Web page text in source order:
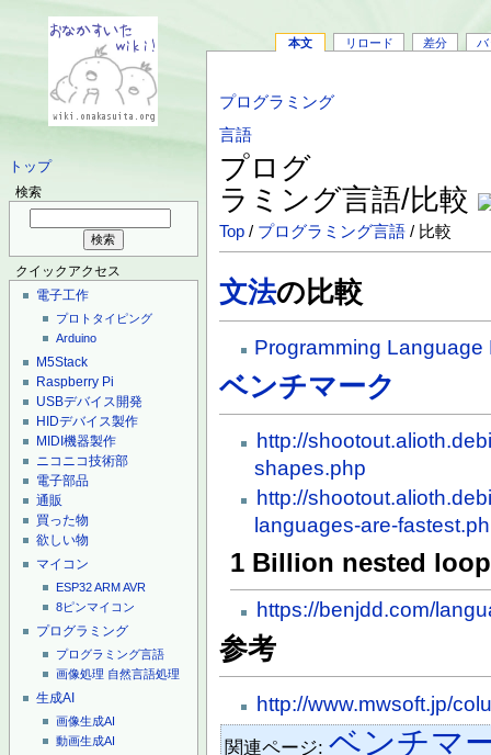
トップ
検索
クイックアクセス
電子工作
プロトタイピング
Arduino
M5Stack
Raspberry Pi
USBデバイス開発
HIDデバイス製作
MIDI機器製作
ニコニコ技術部
電子部品
通販
買った物
欲しい物
マイコン
ESP32ARMAVR
8ピンマイコン
プログラミング
プログラミング言語
画像処理 自然言語処理
生成AI
画像生成AI
動画生成AI
本文 リロード 差分 バ
プログラミング
言語
プログ
ラミング言語/比較
Top / プログラミング言語 / 比較
文法の比較
Programming
ベンチマーク
http://
shapes.php
http://
languages-are-
1 Billion nested
https://benjdd.com/
参考
http://www.mwsoft.jp/
関連ページ:ベンチマ